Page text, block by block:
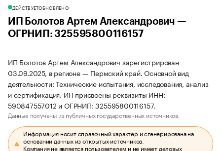
ДЕЙСТВУЕТОБНОВЛЕНО
ИП Болотов Артем Александрович —
ОГРНИП: 325595800116157
ИП Болотов Артем Александрович зарегистрирован
03.09.2025, в регионе — Пермский край. Основной вид
деятельности: Технические испытания, исследования, анализ
и сертификация. ИП присвоены реквизиты ИНН:
590847557012 и ОГРНИП: 325595800116157.
Данные получены из публичных государственных источников.
Информация носит справочный характер и сгенерирована на
основании данных из открытых источников.
Компания не является пользователем и не имеет деловых